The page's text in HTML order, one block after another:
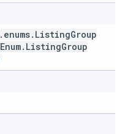
. enums. ListingGroup
Enum. ListingGroup